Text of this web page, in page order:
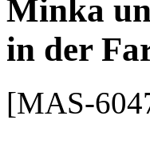
Minka
in der
[MAS-